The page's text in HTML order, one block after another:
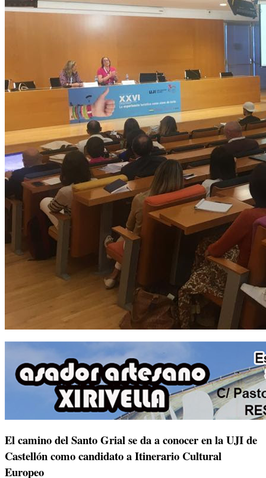
El camino del Santo Grial se da a conocer en la UJI de
Castellón como candidato a Itinerario Cultural
Europeo